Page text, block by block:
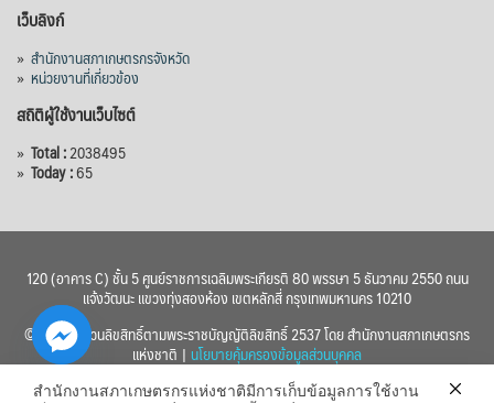
เว็บลิงก์
» สำนักงานสภาเกษตรกรจังหวัด
» หน่วยงานที่เกี่ยวข้อง
สถิติผู้ใช้งานเว็บไซต์
» Total :2038495
» Today :65
120 (อาคาร C) ชั้น 5 ศูนย์ราชการเฉลิมพระเกียรติ 80 พรรษา 5 ธันวาคม 2550 ถนน
แจ้งวัฒนะ แขวงทุ่งสองห้อง เขตหลักสี่ กรุงเทพมหานคร 10210
© 2560 สงวนลิขสิทธิ์ตามพระราชบัญญัติลิขสิทธิ์ 2537 โดย สำนักงานสภาเกษตรกร
แห่งชาติ | นโยบายคุ้มครองข้อมูลส่วนบุคคล
สำนักงานสภาเกษตรกรแห่งชาติมีการเก็บข้อมูลการใช้งาน